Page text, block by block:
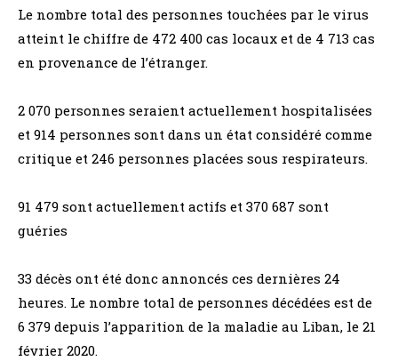
Le nombre total des personnes touchées par le virus
atteint le chiffre de 472 400 cas locaux et de 4 713 cas
en provenance de l’étranger.
2 070 personnes seraient actuellement hospitalisées
et 914 personnes sont dans un état considéré comme
critique et 246 personnes placées sous respirateurs.
91 479 sont actuellement actifs et 370 687 sont
guéries
33 décès ont été donc annoncés ces dernières 24
heures. Le nombre total de personnes décédées est de
6 379 depuis l’apparition de la maladie au Liban, le 21
février 2020.